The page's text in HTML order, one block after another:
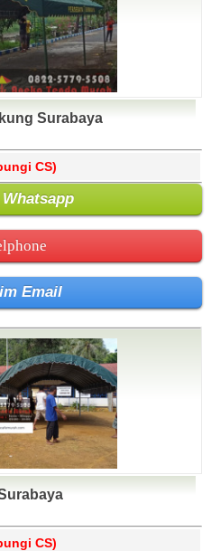
Surabaya
CS)
Email
CS)